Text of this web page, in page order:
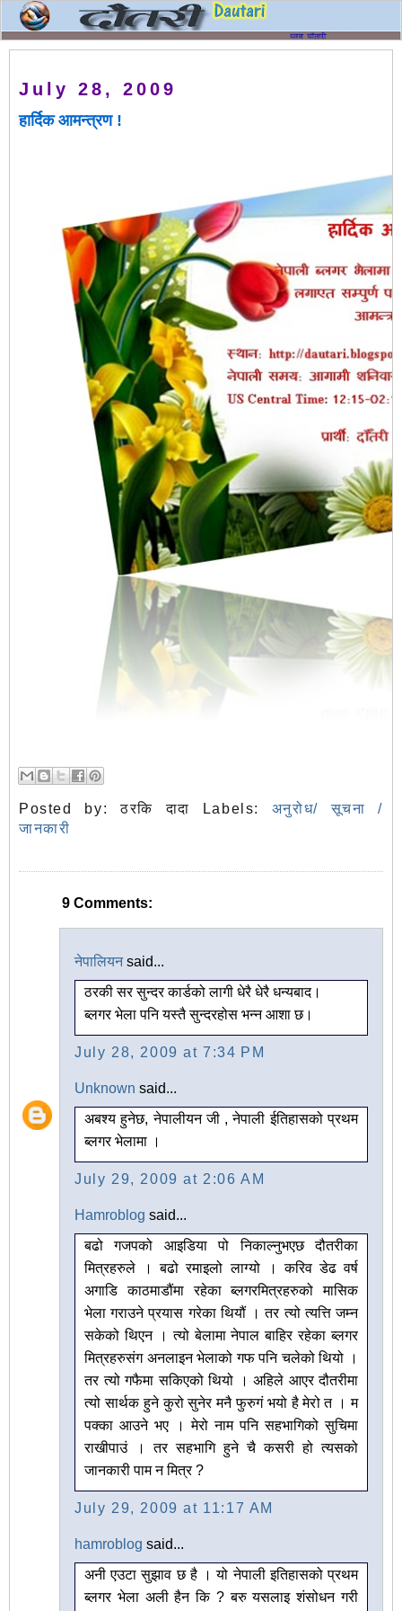
July 28, 2009
हार्दिक आमन्त्रण !
Posted by:ठरकि दादा Labels: अनुरोध/ सूचना /
जानकारी
9 Comments:
नेपालियनsaid...
ठरकी सर सुन्दर कार्डको लागी धेरै धेरै धन्यबाद।
ब्लगर भेला पनि यस्तै सुन्दरहोस भन्न आशा छ।
July 28, 2009 at 7:34 PM
Unknown said...
अबश्य हुनेछ, नेपालीयन जी , नेपाली ईतिहासको प्रथम
ब्लगर भेलामा ।
July 29, 2009 at 2:06 AM
Hamroblog said...
बढो गजपको आइडिया पो निकाल्नुभएछ दौतरीका
मित्रहरुले । बढो रमाइलो लाग्यो । करिव डेढ वर्ष
अगाडि काठमाडौंमा रहेका ब्लगरमित्रहरुको मासिक
भेला गराउने प्रयास गरेका थियौं । तर त्यो त्यत्ति जम्न
सकेको थिएन । त्यो बेलामा नेपाल बाहिर रहेका ब्लगर
मित्रहरुसंग अनलाइन भेलाको गफ पनि चलेको थियो ।
तर त्यो गफैमा सकिएको थियो । अहिले आएर दौतरीमा
त्यो सार्थक हुने कुरो सुनेर मनै फुरुगं भयो है मेरो त । म
पक्का आउने भए । मेरो नाम पनि सहभागिको सुचिमा
राखीपाउं । तर सहभागि हुने चै कसरी हो त्यसको
जानकारी पाम न मित्र ?
July 29, 2009 at 11:17 AM
hamroblog said...
अनी एउटा सुझाव छ है । यो नेपाली इतिहासको प्रथम
ब्लगर भेला अली हैन कि ? बरु यसलाइ शंसोधन गरी